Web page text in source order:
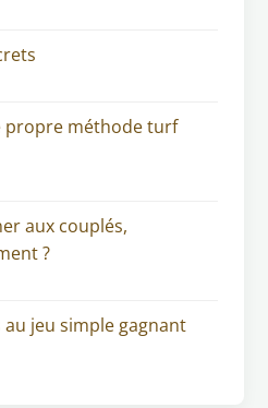
propre méthode turf
aux couplés,
?
jeu simple gagnant